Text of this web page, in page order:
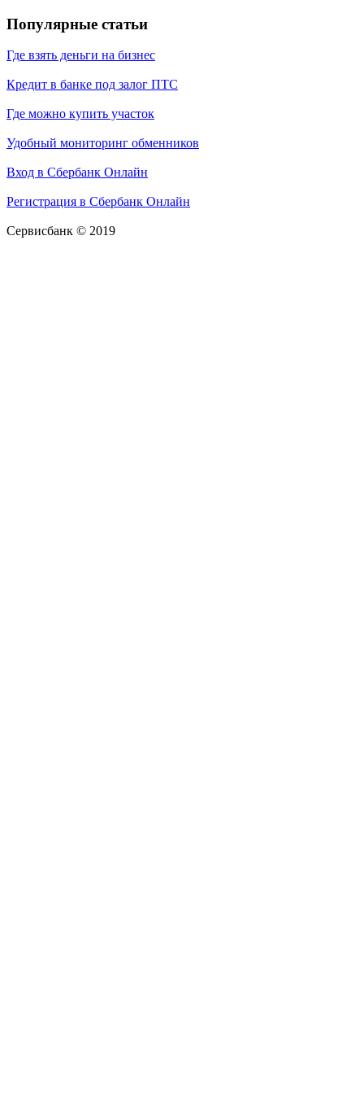
Популярные статьи
Где взять деньги на бизнес
Кредит в банке под залог ПТС
Где можно купить участок
Удобный мониторинг обменников
Вход в Сбербанк Онлайн
Регистрация в Сбербанк Онлайн
Сервисбанк © 2019